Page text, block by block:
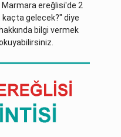
Marmara ereğlisi'de 2
gelecek?" diye
bilgi vermek